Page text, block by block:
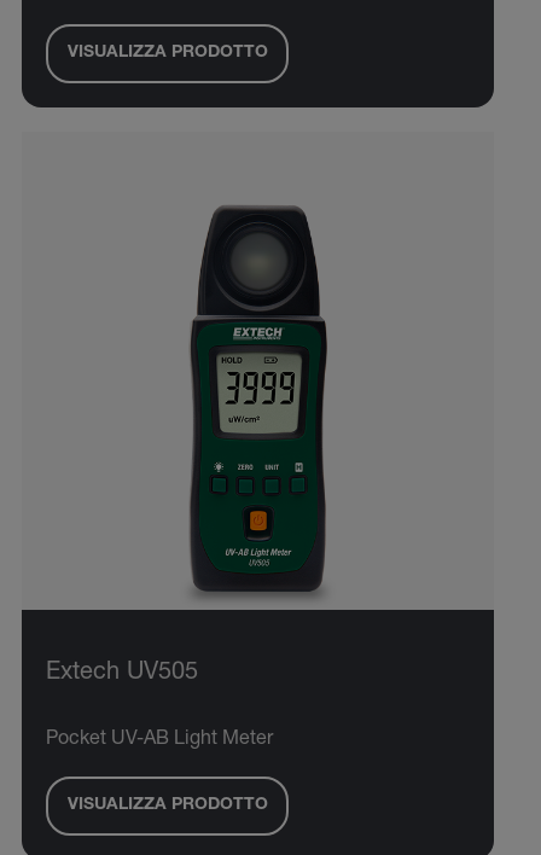
VISUALIZZA PRODOTTO
Extech UV505
Pocket UV-AB Light Meter
VISUALIZZA PRODOTTO